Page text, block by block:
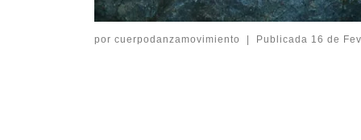
por cuerpodanzamovimiento | Publicada 16 de